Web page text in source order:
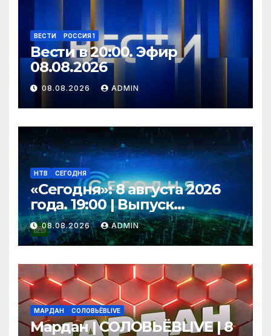
ВЕСТИ РОССИЯ 1
Вести в 20:00. Эфир
08.08.2026
08.08.2026 ADMIN
НТВ СЕГОДНЯ
«Сегодня»: 8 августа 2026
года. 19:00 | Выпуск
новостей | Новости НТВ
08.08.2026 ADMIN
МАРДАН СОЛОВЬЁВLIVE
Мардан | СОЛОВЬЁВLIVE | 8